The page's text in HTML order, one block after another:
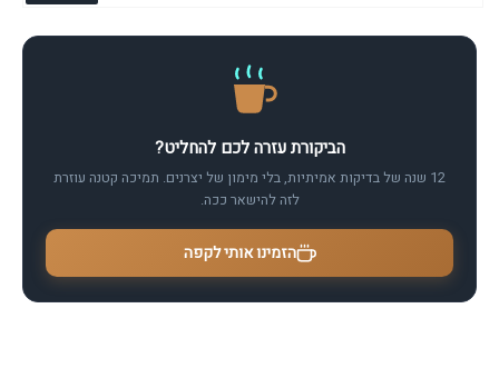
הביקורת עזרה לכם להחליט?
12 שנה של בדיקות אמיתיות, בלי מימון של יצרנים. תמיכה קטנה עוזרת
לזה להישאר ככה.
הזמינו אותי לקפה